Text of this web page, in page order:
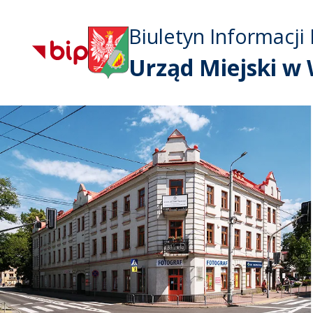
Biuletyn Informacji
Urząd Miejski w